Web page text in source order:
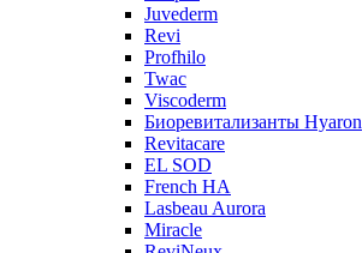
Juvederm
Revi
Profhilo
Twac
Viscoderm
Биоревитализанты Hyaron
Revitacare
EL SOD
French HA
Lasbeau Aurora
Miracle